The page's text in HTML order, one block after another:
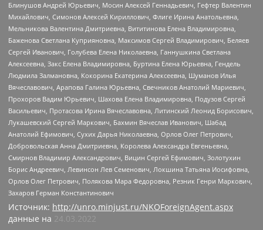
Блинушов Андрей Юрьевич, Мосин Алексей Геннадьевич, Гефтер Валентин
Михайлович, Симонов Алексей Кириллович, Флиге Ирина Анатольевна,
Мельникова Валентина Дмитриевна, Вититинова Елена Владимировна,
Баженова Светлана Куприяновна, Максимов Сергей Владимирович, Беляев
Сергей Иванович, Голубева Елена Николаевна, Ганнушкина Светлана
Алексеевна, Закс Елена Владимировна, Буртина Елена Юрьевна, Гендель
Людмила Залмановна, Кокорина Екатерина Алексеевна, Шуманов Илья
Вячеславович, Арапова Галина Юрьевна, Свечников Анатолий Мариевич,
Прохоров Вадим Юрьевич, Шахова Елена Владимировна, Подузов Сергей
Васильевич, Протасова Ирина Вячеславовна, Литинский Леонид Борисович,
Лукашевский Сергей Маркович, Бахмин Вячеслав Иванович, Шабад
Анатолий Ефимович, Сухих Дарья Николаевна, Орлов Олег Петрович,
Добровольская Анна Дмитриевна, Королева Александра Евгеньевна,
Смирнов Владимир Александрович, Вицин Сергей Ефимович, Золотухин
Борис Андреевич, Левинсон Лев Семенович, Локшина Татьяна Иосифовна,
Орлов Олег Петрович, Полякова Мара Федоровна, Резник Генри Маркович,
Захаров Герман Константинович
Источник: http://unro.minjust.ru/NKOForeignAgent.aspx
данные на 24.03.2022